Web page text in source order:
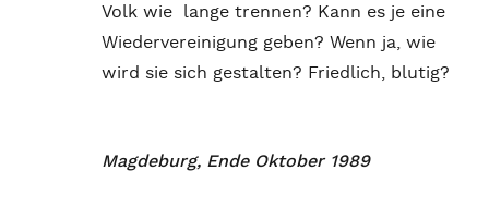
Volk wie lange trennen? Kann es je eine
Wiedervereinigung geben? Wenn ja, wie
wird sie sich gestalten? Friedlich, blutig?
Magdeburg, Ende Oktober 1989